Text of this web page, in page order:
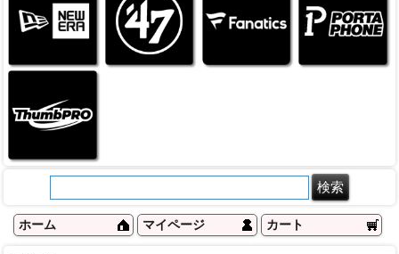
ホーム マイページ カート